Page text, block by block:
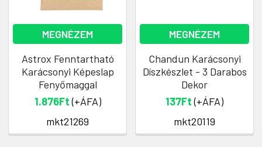
MEGNÉZEM
Astrox Fenntartható
Karácsonyi Képeslap
Fenyőmaggal
1.876Ft(+ÁFA)
mkt21269
MEGNÉZEM
Chandun Karácsonyi
Díszkészlet - 3 Darabos
Dekor
137Ft(+ÁFA)
mkt20119